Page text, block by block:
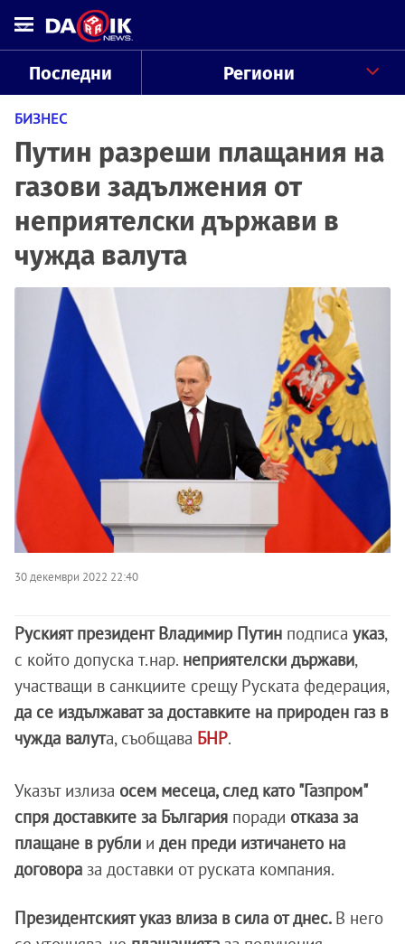
Последни Региони
БИЗНЕС
Путин разреши плащания на
газови задължения от
неприятелски държави в
чужда валута
30 декември 2022 22:40
Руският президент Владимир Путин подписа указ,
с който допуска т.нар. неприятелски държави,
участващи в санкциите срещу Руската федерация,
да се издължават за доставките на природен газ в
чужда валута, съобщава БНР.
Указът излиза осем месеца, след като "Газпром"
спря доставките за България поради отказа за
плащане в рубли и ден преди изтичането на
договора за доставки от руската компания.
Президентският указ влиза в сила от днес. В него